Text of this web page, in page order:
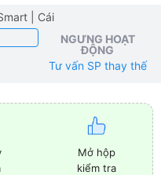
| Cái
NGƯNG HOẠT
ĐỘNG
Tư vấn SP thay thế
Mở hộp
kiểm tra